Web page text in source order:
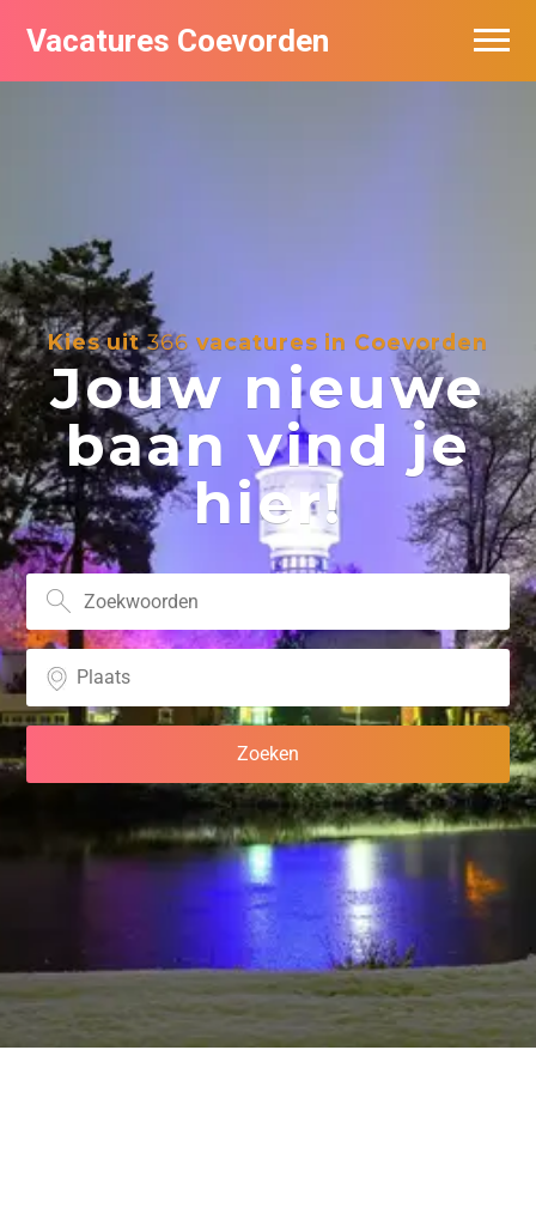
Vacatures Coevorden
Kies uit366 vacatures in Coevorden
Jouw nieuwe
baan vind je
hier!
Vacatures per bedrijf